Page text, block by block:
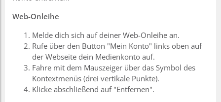
Web-Onleihe
Melde dich sich auf deiner Web-Onleihe an.
Rufe über den Button "Mein Konto" links oben auf
der Webseite dein Medienkonto auf.
Fahre mit dem Mauszeiger über das Symbol des
Kontextmenüs (drei vertikale Punkte).
Klicke abschließend auf "Entfernen".